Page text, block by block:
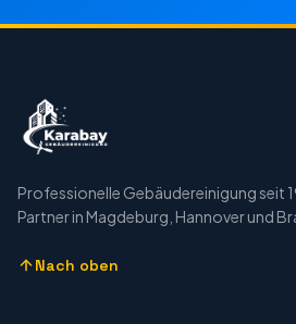
Professionelle Gebäudereinigung seit
Partner in Magdeburg, Hannover und
Nach oben